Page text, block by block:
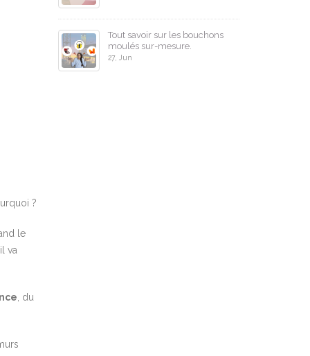
?
le
va
, du
Tout savoir sur les bouchons
moulés sur-mesure.
27, Jun